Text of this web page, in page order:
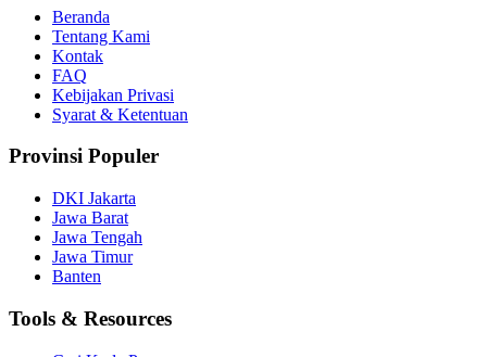
Beranda
Tentang Kami
Kontak
FAQ
Kebijakan Privasi
Syarat & Ketentuan
Provinsi Populer
DKI Jakarta
Jawa Barat
Jawa Tengah
Jawa Timur
Banten
Tools & Resources